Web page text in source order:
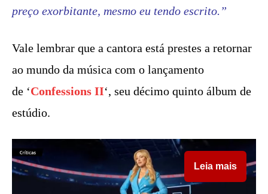
preço exorbitante, mesmo eu tendo escrito.”
Vale lembrar que a cantora está prestes a retornar
ao mundo da música com o lançamento
de ‘Confessions II‘, seu décimo quinto álbum de
estúdio.
Leia mais